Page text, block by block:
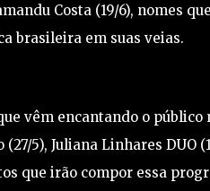
Costa (19/6), nomes
brasileira em suas veias.
vêm encantando o público
5), Juliana Linhares DUO
que irão compor essa